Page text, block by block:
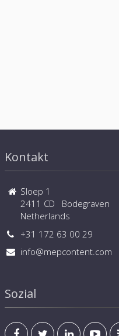
Kontakt
Sloep 1
2411 CD Bodegraven
Netherlands
+31 172 63 00 29
info@mepcontent.com
Sozial